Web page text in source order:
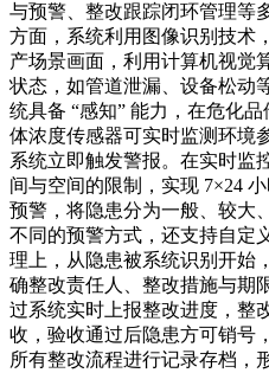
与预警、整改跟踪闭环管理等
方面，系统利用图像识别技术
产场景画面，利用计算机视觉
状态，如管道泄漏、设备松动
统具备 “感知” 能力，在危化
体浓度传感器可实时监测环境
系统立即触发警报。在实时监
间与空间的限制，实现 7×24
预警，将隐患分为一般、较大
不同的预警方式，还支持自定
理上，从隐患被系统识别开始
确整改责任人、整改措施与期
过系统实时上报整改进度，整
收，验收通过后隐患方可销号
所有整改流程进行记录存档，